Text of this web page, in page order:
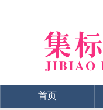
首页